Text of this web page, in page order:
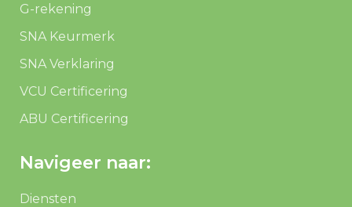
G-rekening
SNA Keurmerk
SNA Verklaring
VCU Certificering
ABU Certificering
Navigeer naar:
Diensten